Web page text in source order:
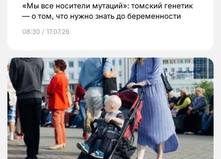
«Мы все носители мутаций»: томский генетик
— о том, что нужно знать до беременности
08:30 / 17.07.26